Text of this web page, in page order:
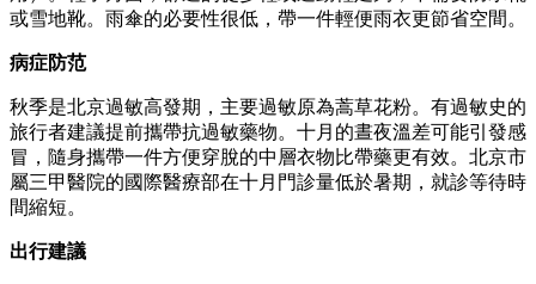
或雪地靴。雨傘的必要性很低，帶一件輕便雨衣更節省空間。
病症防范
秋季是北京過敏高發期，主要過敏原為蒿草花粉。有過敏史的
旅行者建議提前攜帶抗過敏藥物。十月的晝夜溫差可能引發感
冒，隨身攜帶一件方便穿脫的中層衣物比帶藥更有效。北京市
屬三甲醫院的國際醫療部在十月門診量低於暑期，就診等待時
間縮短。
出行建議